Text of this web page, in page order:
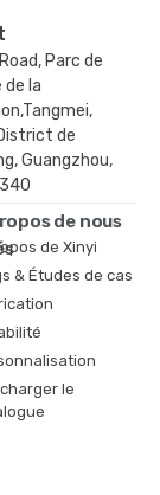
Parc de
de la
de
Guangzhou,
de nous
de Xinyi
& Études de cas
le